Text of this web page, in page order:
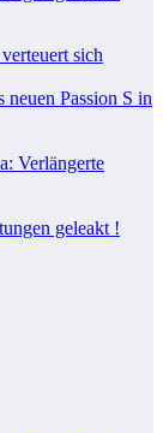
sich
neuen Passion S in
Verlängerte
geleakt !